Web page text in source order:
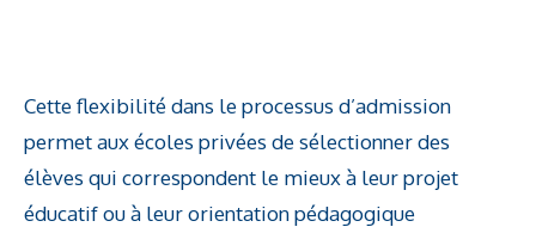
Cette flexibilité dans le processus d’admission
permet aux écoles privées de sélectionner des
élèves qui correspondent le mieux à leur projet
éducatif ou à leur orientation pédagogique